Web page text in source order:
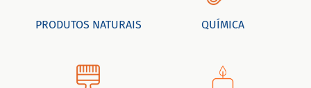
PRODUTOS NATURAIS QUÍMICA